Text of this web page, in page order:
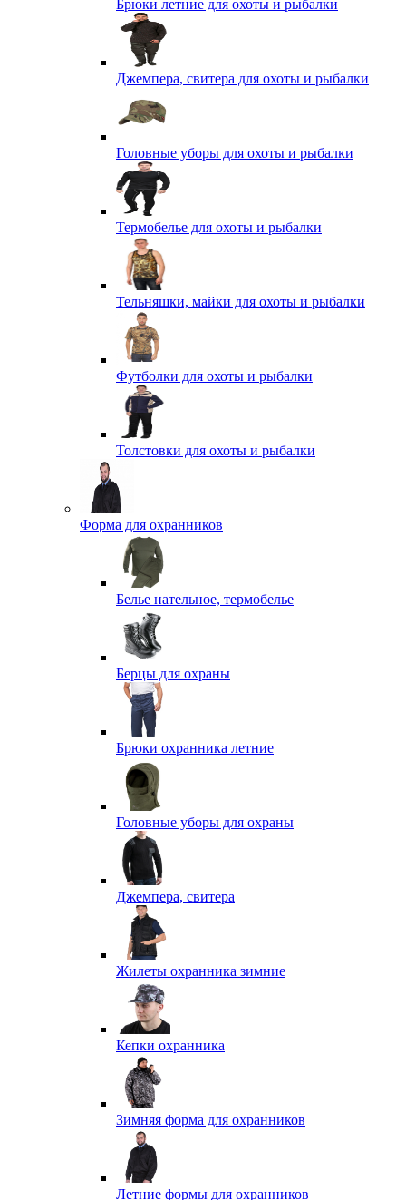
Брюки летние для охоты и рыбалки
Джемпера, свитера для охоты и рыбалки
Головные уборы для охоты и рыбалки
Термобелье для охоты и рыбалки
Тельняшки, майки для охоты и рыбалки
Футболки для охоты и рыбалки
Толстовки для охоты и рыбалки
Форма для охранников
Белье нательное, термобелье
Берцы для охраны
Брюки охранника летние
Головные уборы для охраны
Джемпера, свитера
Жилеты охранника зимние
Кепки охранника
Зимняя форма для охранников
Летние формы для охранников